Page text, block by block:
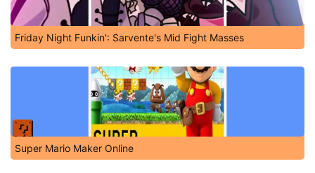
Friday Night Funkin': Sarvente's Mid Fight Masses
Super Mario Maker Online